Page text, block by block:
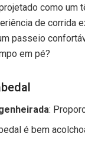
como um
de corrida
passeio
em pé?
:
é bem